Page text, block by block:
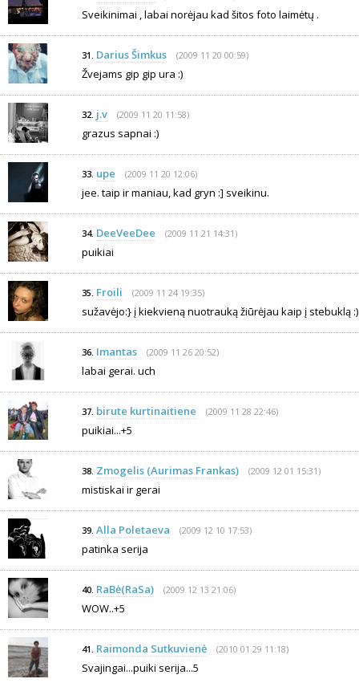
Sveikinimai , labai norėjau kad šitos foto laimėtų .
31. Darius Šimkus (2009 11 20 00:59)
Žvejams gip gip ura :)
32. j.v (2009 11 20 11:58)
grazus sapnai :)
33. upe (2009 11 20 12:06)
jee. taip ir maniau, kad gryn :] sveikinu.
34. DeeVeeDee (2009 11 21 14:31)
puikiai
35. Froili (2009 11 24 19:35)
sužavėjo:} į kiekvieną nuotrauką žiūrėjau kaip į stebuklą :)
36. Imantas (2009 11 26 20:52)
labai gerai. uch
37. birute kurtinaitiene (2009 11 28 22:46)
puikiai...+5
38. Zmogelis (Aurimas Frankas) (2009 12 01 15:31)
mistiskai ir gerai
39. Alla Poletaeva (2009 12 10 17:53)
patinka serija
40. RaBė(RaSa) (2009 12 13 21:06)
WOW..+5
41. Raimonda Sutkuvienė (2010 01 29 11:18)
Svajingai...puiki serija...5